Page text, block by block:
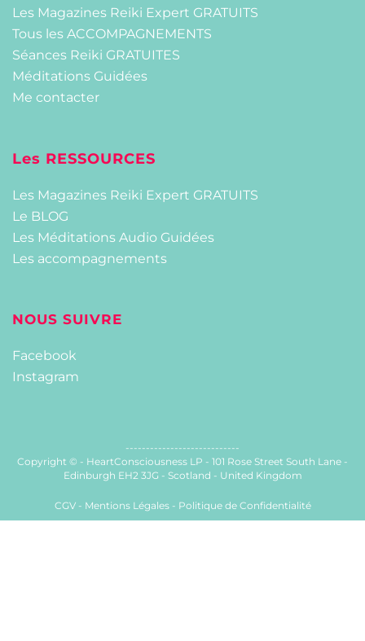
Les Magazines Reiki Expert GRATUITS
Tous les ACCOMPAGNEMENTS
Séances Reiki GRATUITES
Méditations Guidées
Me contacter
Les RESSOURCES
Les Magazines Reiki Expert GRATUITS
Le BLOG
Les Méditations Audio Guidées
Les accompagnements
NOUS SUIVRE
Facebook
Instagram
----------------------------
Copyright © - HeartConsciousness LP - 101 Rose Street South Lane -
Edinburgh EH2 3JG - Scotland - United Kingdom
CGV - Mentions Légales- Politique de Confidentialité